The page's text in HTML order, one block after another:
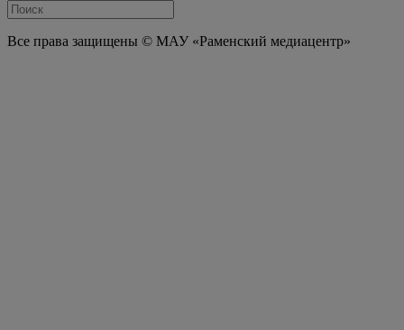
Все права защищены © МАУ «Раменский медиацентр»